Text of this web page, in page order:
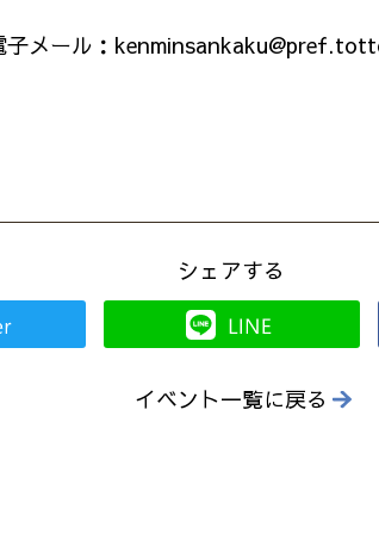
ール：
シェアする
イベント一覧に戻る